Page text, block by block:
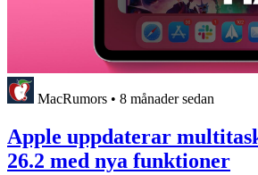
MacRumors • 8 månader sedan
Apple uppdaterar
26.2 med nya funktioner